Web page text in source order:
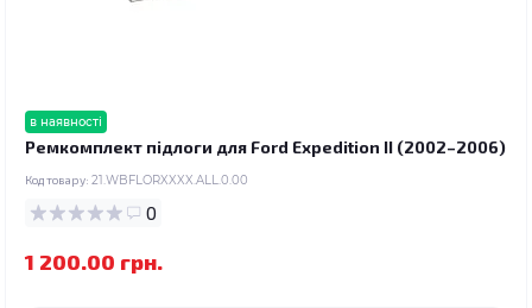
в наявності
Ремкомплект підлоги для Ford Expedition II (2002–2006)
Код товару: 21.WBFLORXXXX.ALL.0.00
0
1 200.00 грн.